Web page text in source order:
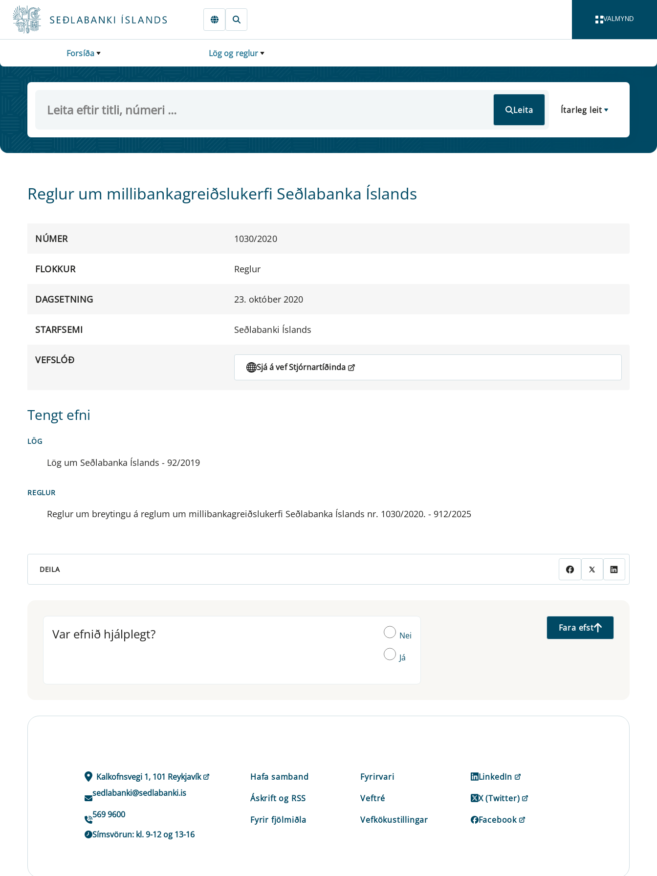
Fara beint í Meginmál
VALMYND
Forsíða Lög og reglur
Leita Ítarleg leit
Reglur um millibankagreiðslukerfi Seðlabanka Íslands
NÚMER 1030/2020
FLOKKUR Reglur
DAGSETNING 23. október 2020
STARFSEMI Seðlabanki Íslands
VEFSLÓÐ
Sjá á vef Stjórnartíðinda
Tengt efni
LÖG
Lög um Seðlabanka Íslands - 92/2019
REGLUR
Reglur um breytingu á reglum um millibankagreiðslukerfi Seðlabanka Íslands nr. 1030/2020. - 912/2025
DEILA
Var efnið hjálplegt?
Var efnið hjálplegt? Nei
Já
Fara efst
Kalkofnsvegi 1, 101 Reykjavík
sedlabanki@sedlabanki.is
569 9600
Símsvörun: kl. 9-12 og 13-16
Hafa samband
Áskrift og RSS
Fyrir fjölmiðla
Fyrirvari
Veftré
Vefkökustillingar
LinkedIn
X (Twitter)
Facebook